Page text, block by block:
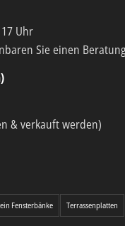
Uhr
Sie einen
& verkauft werden)
Fensterbänke Terrassenplatten